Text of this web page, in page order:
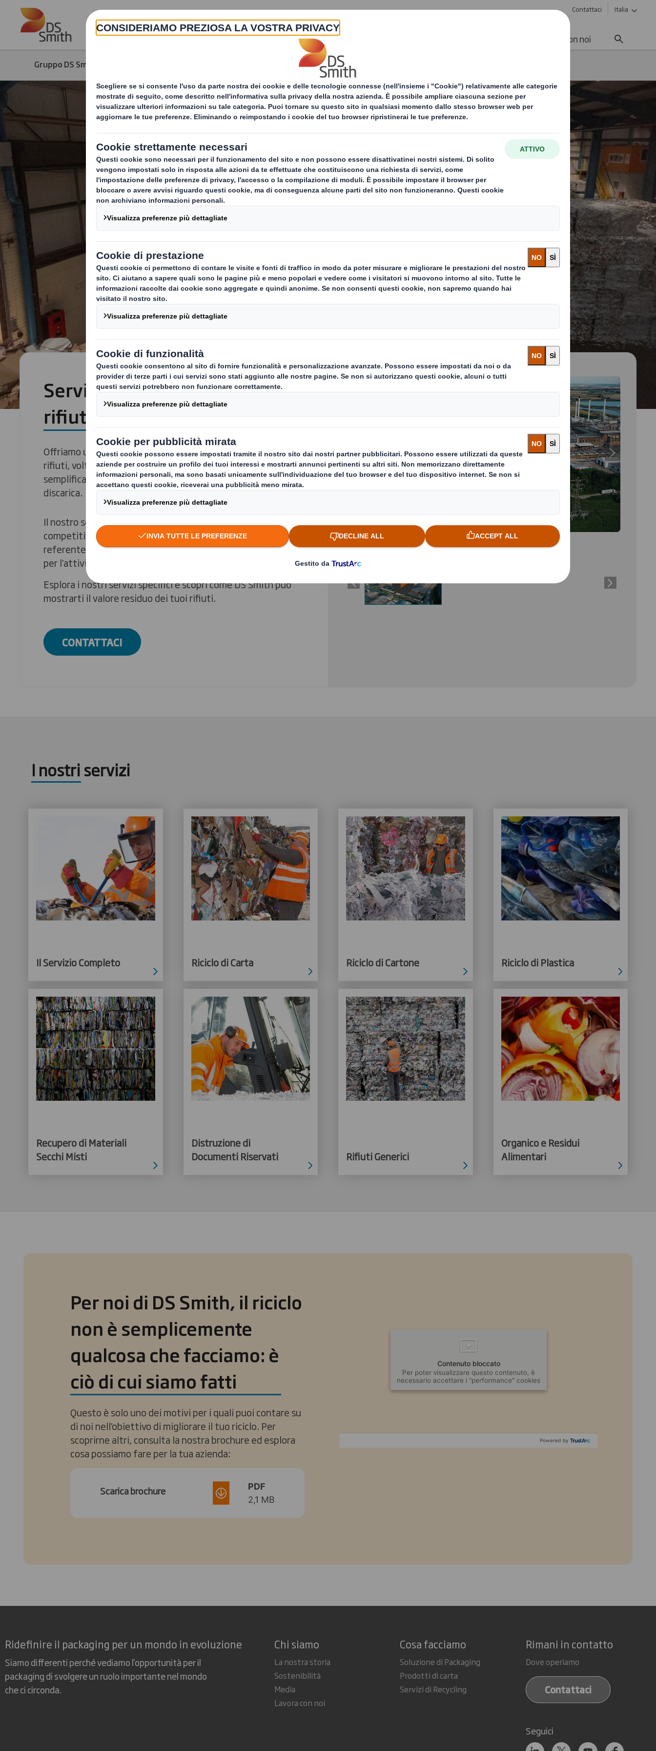
Skip to main content Contattaci Italia
La nostra azienda Prodotti & Servizi Lavora con noi
Gruppo DS Smith Servizi di recycling Servizi di Recupero e Riciclo
Servizi di recupero e riciclo
rifiuti
Offriamo una vasta gamma di servizi di riciclo e gestione dei
rifiuti, volti a migliorare le percentuali di recycling,
semplificare le procedure e ridurre i conferimenti di rifiuti in
discarica.
Il nostro servizio di raccolta, tempestivo e affidabile, è
competitivo e spesso più conveniente in quanto fornisce un
referente unico per i vari flussi di rifiuti, lasciando più tempo
per l'attività dell'azienda.
Esplora i nostri servizi specifici e scopri come DS Smith può
mostrarti il ​​valore residuo dei tuoi rifiuti.
CONTATTACI
Carousel. Use previous and next buttons to move between slides. Only
Previous slide
Clicca per ingrandire il video
Next slide
I nostri servizi
Il Servizio Completo Riciclo di Carta Riciclo di Cartone Riciclo di Plastica
Recupero di Materiali
Secchi Misti
Distruzione di
Documenti Riservati
Rifiuti Generici
Organico e Residui
Alimentari
Per noi di DS Smith, il riciclo
non è semplicemente
qualcosa che facciamo: è
ciò di cui siamo fatti
Questo è solo uno dei motivi per i quali puoi contare su
di noi nell'obiettivo di migliorare il tuo riciclo. Per
scoprirne altri, consulta la nostra brochure ed esplora
cosa possiamo fare per la tua azienda:
Scarica brochure
PDF
2,1 MB
Contenuto bloccato
Per poter visualizzare questo contenuto, è
necessario accettare i "performance" cookies
Powered by
Ridefinire il packaging per un mondo in evoluzione
Siamo differenti perché vediamo l'opportunità per il
packaging di svolgere un ruolo importante nel mondo
che ci circonda.
Chi siamo
La nostra storia
Sostenibilità
Media
Lavora con noi
Cosa facciamo
Soluzione di Packaging
Prodotti di carta
Servizi di Recycling
Rimani in contatto
Dove operiamo
Contattaci
Seguici